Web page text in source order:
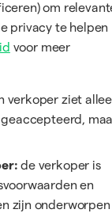
om
privacy te helpen
voor meer
verkoper ziet
de verkoper is
en
zijn onderworpen